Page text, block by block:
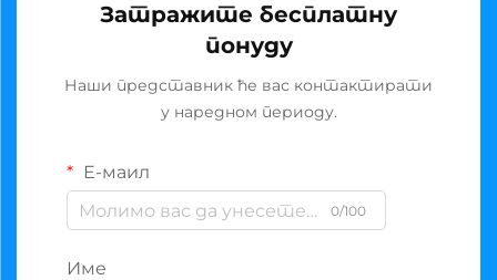
Затражите бесплатну
понуду
Наши представник ће вас контактирати
у наредном периоду.
Е-маил
0/100
Име